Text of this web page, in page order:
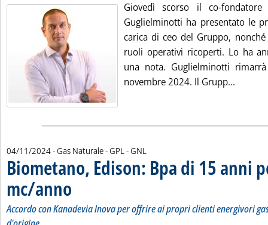
Giovedì scorso il co-
Guglielminotti ha presentato le
carica di ceo del Gruppo,
ruoli operativi ricoperti. Lo ha
una nota. Guglielminotti
novembre 2024. Il Grupp...
04/11/2024- Gas Naturale - GPL - GNL
Biometano, Edison: Bpa di 15 anni
mc/anno . Sottotitolo: Accordo con Kanadevia Inova per offrire ai propri
. Pubblicata lunedì 04 novembre 2024 alle 12.27.
Accordo con Kanadevia Inova per offrire ai propri clienti energivori